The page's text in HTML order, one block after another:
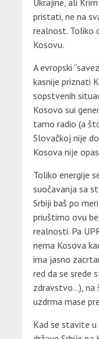
pristati, ne na
realnost. Toliko
Kosovu.
A evropski
kasnije priznati
sopstvenih
Kosovo sui
tamo radio (a
Slovačkoj nije
Kosova nije
Toliko energije
suočavanja sa
Srbiji baš po
priuštimo ovu
realnosti. Pa
nema Kosova
ima jasno
red da se srede
zdravstvo…), na
uzdrma mase
Kad se stavite